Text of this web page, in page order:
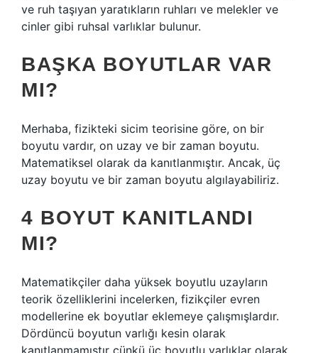
ve ruh taşıyan yaratıkların ruhları ve melekler ve
cinler gibi ruhsal varlıklar bulunur.
BAŞKA BOYUTLAR VAR
MI?
Merhaba, fizikteki sicim teorisine göre, on bir
boyutu vardır, on uzay ve bir zaman boyutu.
Matematiksel olarak da kanıtlanmıştır. Ancak, üç
uzay boyutu ve bir zaman boyutu algılayabiliriz.
4 BOYUT KANITLANDI
MI?
Matematikçiler daha yüksek boyutlu uzayların
teorik özelliklerini incelerken, fizikçiler evren
modellerine ek boyutlar eklemeye çalışmışlardır.
Dördüncü boyutun varlığı kesin olarak
kanıtlanmamıştır çünkü üç boyutlu varlıklar olarak